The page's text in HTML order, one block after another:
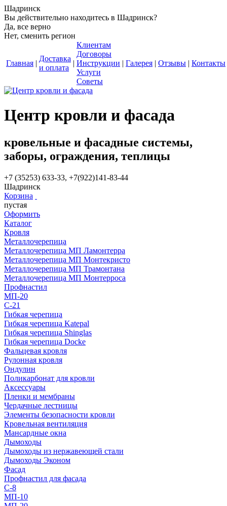
Шадринск
Вы действительно находитесь в Шадринск?
Да, все верно
Нет, сменить регион
Главная |
Доставка
и оплата
|
Клиентам
Договоры
Инструкции
Услуги
Советы
| Галерея | Отзывы | Контакты
Центр кровли и фасада
кровельные и фасадные системы,
заборы, ограждения, теплицы
+7 (35253) 633-33, +7(922)141-83-44
Шадринск
Корзина
пустая
Оформить
Каталог
Кровля
Металлочерепица
Металлочерепица МП Ламонтерра
Металлочерепица МП Монтекристо
Металлочерепица МП Трамонтана
Металлочерепица МП Монтерроса
Профнастил
МП-20
С-21
Гибкая черепица
Гибкая черепица Katepal
Гибкая черепица Shinglas
Гибкая черепица Docke
Фальцевая кровля
Рулонная кровля
Ондулин
Поликарбонат для кровли
Аксессуары
Пленки и мембраны
Чердачные лестницы
Элементы безопасности кровли
Кровельная вентиляция
Мансардные окна
Дымоходы
Дымоходы из нержавеющей стали
Дымоходы Эконом
Фасад
Профнастил для фасада
С-8
МП-10